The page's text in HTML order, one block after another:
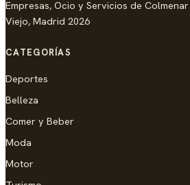
Empresas, Ocio y Servicios de Colmenar
Viejo, Madrid 2026
CATEGORÍAS
Deportes
Belleza
Comer y Beber
Moda
Motor